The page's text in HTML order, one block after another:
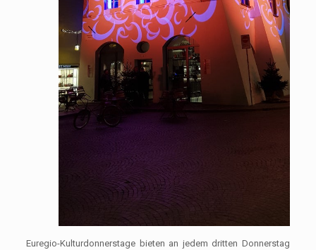
Euregio-Kulturdonnerstage bieten an jedem dritten Donnerstag